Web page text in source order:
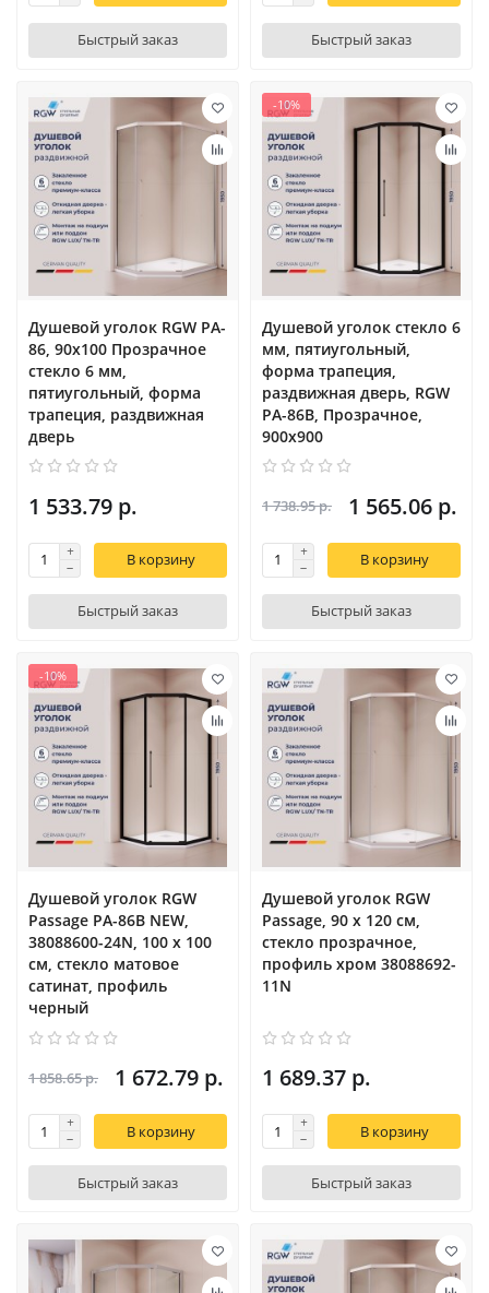
Быстрый заказ Быстрый заказ
Душевой уголок RGW PA-
86, 90x100 Прозрачное
стекло 6 мм,
пятиугольный, форма
трапеция, раздвижная
дверь
1 533.79 р.
В корзину
Быстрый заказ
-10%
Душевой уголок стекло 6
мм, пятиугольный,
форма трапеция,
раздвижная дверь, RGW
PA-86B, Прозрачное,
900x900
1 738.95 р. 1 565.06 р.
В корзину
Быстрый заказ
-10%
Душевой уголок RGW
Passage PA-86B NEW,
38088600-24N, 100 х 100
см, стекло матовое
сатинат, профиль
черный
1 858.65 р. 1 672.79 р.
В корзину
Быстрый заказ
Душевой уголок RGW
Passage, 90 x 120 см,
стекло прозрачное,
профиль хром 38088692-
11N
1 689.37 р.
В корзину
Быстрый заказ